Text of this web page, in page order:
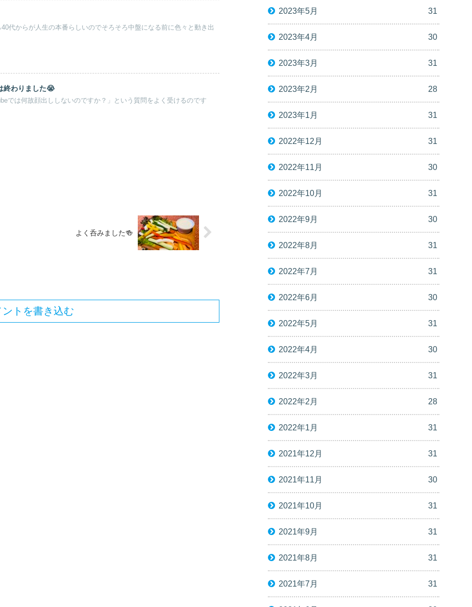
40代からが人生の本番らしいのでそろそろ中盤になる前に色々と動き出
終わりました😭
では何故顔出ししないのですか？」という質問をよく受けるのです
よく呑みました🍻
ントを書き込む
2023年5月 31
2023年4月 30
2023年3月 31
2023年2月 28
2023年1月 31
2022年12月 31
2022年11月 30
2022年10月 31
2022年9月 30
2022年8月 31
2022年7月 31
2022年6月 30
2022年5月 31
2022年4月 30
2022年3月 31
2022年2月 28
2022年1月 31
2021年12月 31
2021年11月 30
2021年10月 31
2021年9月 31
2021年8月 31
2021年7月 31